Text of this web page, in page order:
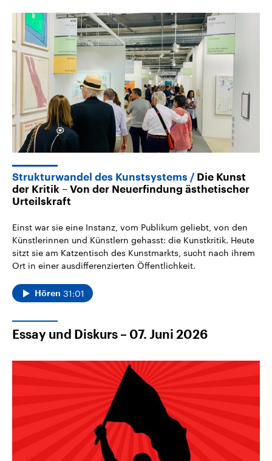
Strukturwandel des Kunstsystems
Die Kunst
der Kritik – Von der Neuerfindung ästhetischer
Urteilskraft
Einst war sie eine Instanz, vom Publikum geliebt, von den
Künstlerinnen und Künstlern gehasst: die Kunstkritik. Heute
sitzt sie am Katzentisch des Kunstmarkts, sucht nach ihrem
Ort in einer ausdifferenzierten Öffentlichkeit.
Hören 31:01
Essay und Diskurs – 07. Juni 2026